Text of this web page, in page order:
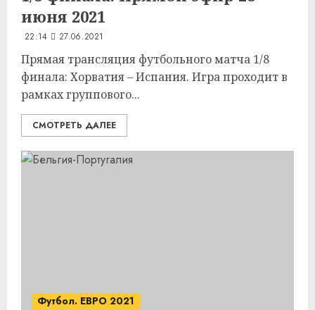
июня 2021
22:14 27.06.2021
Прямая трансляция футбольного матча 1/8
финала: Хорватия – Испания. Игра проходит в
рамках группового...
СМОТРЕТЬ ДАЛЕЕ
Футбол. ЕВРО 2021